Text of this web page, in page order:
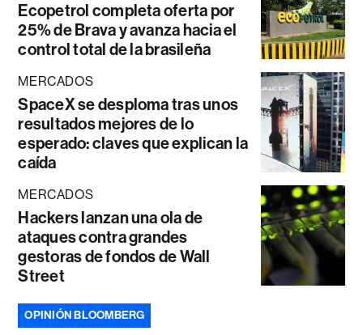
Ecopetrol completa oferta por
25% de Brava y avanza hacia el
control total de la brasileña
MERCADOS
SpaceX se desploma tras unos
resultados mejores de lo
esperado: claves que explican la
caída
MERCADOS
Hackers lanzan una ola de
ataques contra grandes
gestoras de fondos de Wall
Street
OPINIÓN BLOOMBERG